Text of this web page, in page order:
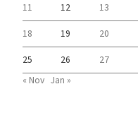
11 12 13
18 19 20
25 26 27
« Nov Jan »